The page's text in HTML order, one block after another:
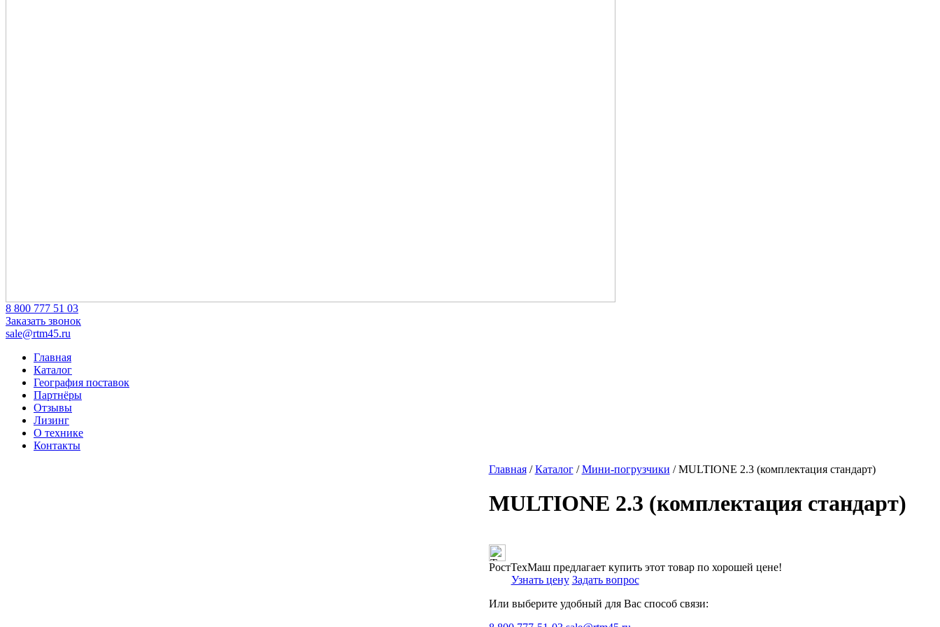
‎8 800 777 51 03
Заказать звонок
sale@rtm45.ru
Главная
Каталог
География поставок
Партнёры
Отзывы
Лизинг
О технике
Контакты
Главная/Каталог/Мини-погрузчики / MULTIONE 2.3 (комплектация стандарт)
MULTIONE 2.3 (комплектация стандарт)
РостТехМаш предлагает купить этот товар по хорошей цене!
Узнать цену Задать вопрос
Или выберите удобный для Вас способ связи: